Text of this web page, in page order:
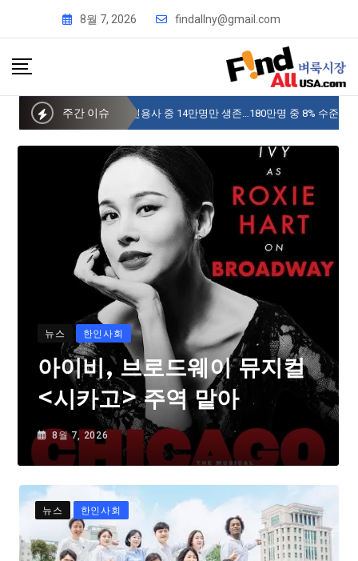
8월 7, 2026 findallny@gmail.com
주간 이슈 사이버 한국외국어대 미주글로벌센터 뉴욕
뉴스 한인사회
아이비, 브로드웨이 뮤지컬
<시카고> 주역 맡아
8월 7, 2026
뉴스 한인사회